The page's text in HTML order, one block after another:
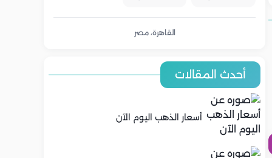
القاهرة، مصر
أحدث المقالات
أسعار الذهب اليوم الآن